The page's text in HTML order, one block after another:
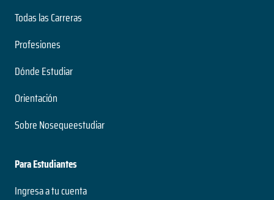
Todas las Carreras
Profesiones
Dónde Estudiar
Orientación
Sobre Nosequeestudiar
Para Estudiantes
Ingresa a tu cuenta